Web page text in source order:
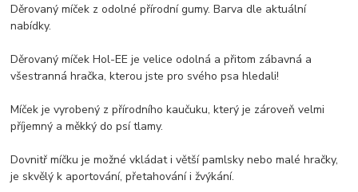
Děrovaný míček z odolné přírodní gumy. Barva dle aktuální
nabídky.
Děrovaný míček Hol-EE je velice odolná a přitom zábavná a
všestranná hračka, kterou jste pro svého psa hledali!
Míček je vyrobený z přírodního kaučuku, který je zároveň velmi
příjemný a měkký do psí tlamy.
Dovnitř míčku je možné vkládat i větší pamlsky nebo malé hračky,
je skvělý k aportování, přetahování i žvýkání.